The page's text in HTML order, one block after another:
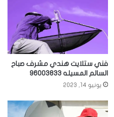
فني ستلايت هندي مشرف صباح
السالم المسيله 96003833
يونيو 14, 2023